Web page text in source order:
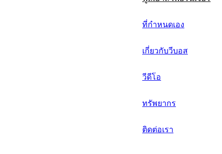
日语
italiano
français
العربية
ที่กำหนดเอง
เกี่ยวกับวีบอส
วีดีโอ
ทรัพยากร
ติดต่อเรา